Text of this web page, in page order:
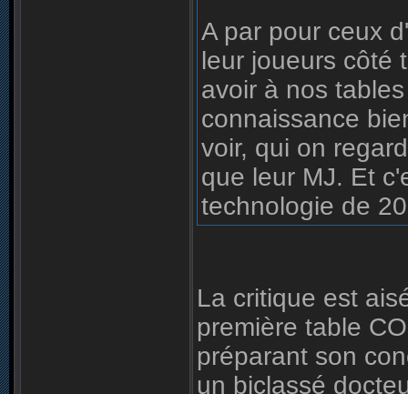
A par pour ceux
leur joueurs côté
avoir à nos
connaissance
voir, qui on
que leur MJ. Et
technologie de
La critique est
première table
préparant son
un biclassé